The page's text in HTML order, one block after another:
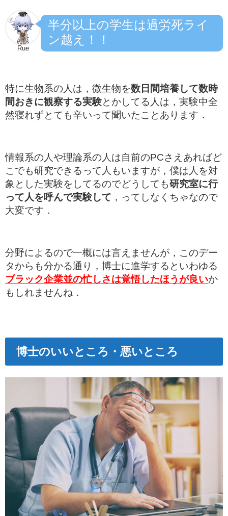
Rue
半分以上の学生は過労死ライ
ン越え！！
特に生物系の人は，微生物を数日間培養して数時
間おきに観察する実験とかしてる人は，実験中全
然寝れずとても辛いって聞いたことあります．
情報系の人や理論系の人は自前のPCさえあればど
こでも研究できるって人もいますが，僕は人を対
象とした実験をしてるのでどうしても研究室に行
って人を呼んで実験して ，ってしなくちゃなので
大変です．
分野によるので一概には言えませんが，このデー
タからも分かる通り，博士に進学するといわゆる
ブラック企業並の忙しさは覚悟したほうが良いか
もしれませんね．
博士のいいところ・悪いところ